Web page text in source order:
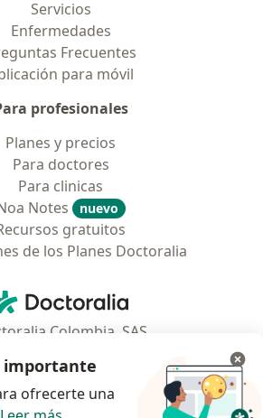
Servicios
Enfermedades
Frecuentes
para móvil
profesionales
Planes y precios
Para doctores
Para clinicas
Notes
nuevo
gratuitos
de los Planes Doctoralia
Doctoralia - Página de inicio
Colombia, SAS
Bogotá D.C., Colombia
importante
ofrecerte una